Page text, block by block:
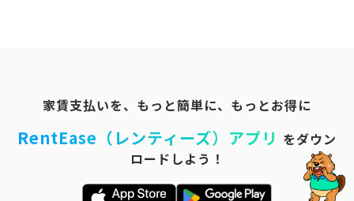
家賃支払いを、もっと簡単に、もっとお得に
RentEase（レンティーズ）アプリ をダウン
ロードしよう！